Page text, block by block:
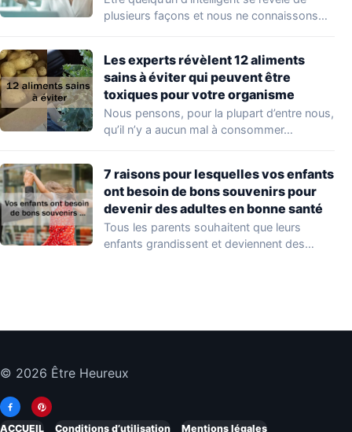
plusieurs façons et nous ne connaissons
Les experts révèlent 12 aliments
sains à éviter qui peuvent être
toxiques pour votre organisme
Nous pensons, pour la plupart d’entre nous,
qu’il n’y a aucun mal à consommer…
7 raisons pour lesquelles vos enfants
ont besoin de bons souvenirs pour
devenir des adultes en bonne santé
Tous les parents souhaitent que leurs
enfants grandissent et deviennent des
© 2026 Être Heureux
ACCUEIL Conditions d’utilisation Mentions légales